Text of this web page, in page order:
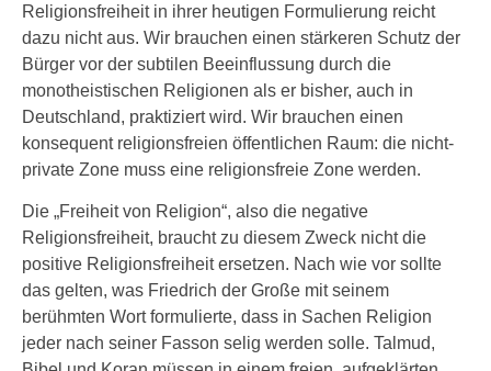
Religionsfreiheit in ihrer heutigen Formulierung reicht
dazu nicht aus. Wir brauchen einen stärkeren Schutz der
Bürger vor der subtilen Beeinflussung durch die
monotheistischen Religionen als er bisher, auch in
Deutschland, praktiziert wird. Wir brauchen einen
konsequent religionsfreien öffentlichen Raum: die nicht-
private Zone muss eine religionsfreie Zone werden.
Die „Freiheit von Religion“, also die negative
Religionsfreiheit, braucht zu diesem Zweck nicht die
positive Religionsfreiheit ersetzen. Nach wie vor sollte
das gelten, was Friedrich der Große mit seinem
berühmten Wort formulierte, dass in Sachen Religion
jeder nach seiner Fasson selig werden solle. Talmud,